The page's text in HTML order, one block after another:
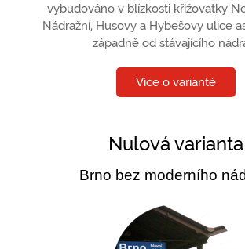
vybudováno v blízkosti křižovatky
Nádražní, Husovy a Hybešovy ulice
západně od stávajícího
Více o variantě
Nulová varianta
Brno bez moderního